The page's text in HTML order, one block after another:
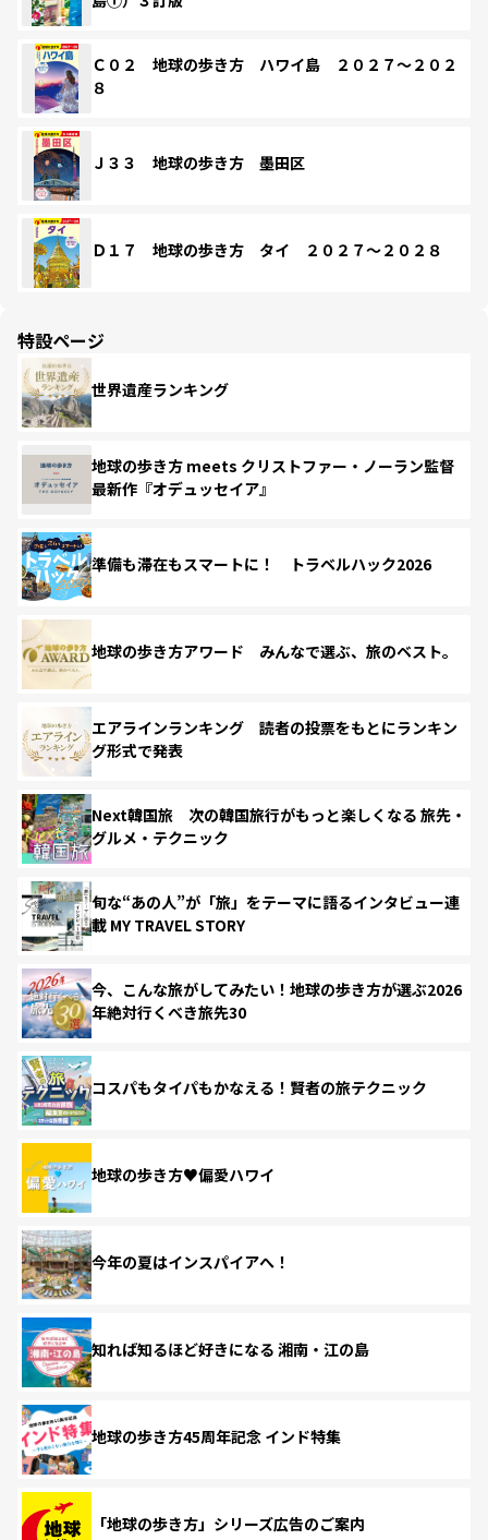
Ｃ０２ 地球の歩き方 ハワイ島 ２０２７～２０２
８
Ｊ３３ 地球の歩き方 墨田区
Ｄ１７ 地球の歩き方 タイ ２０２７～２０２８
特設ページ
世界遺産ランキング
地球の歩き方 meets クリストファー・ノーラン監督
最新作『オデュッセイア』
準備も滞在もスマートに！ トラベルハック2026
地球の歩き方アワード みんなで選ぶ、旅のベスト。
エアラインランキング 読者の投票をもとにランキン
グ形式で発表
Next韓国旅 次の韓国旅行がもっと楽しくなる 旅先・
グルメ・テクニック
旬な“あの人”が「旅」をテーマに語るインタビュー連
載 MY TRAVEL STORY
今、こんな旅がしてみたい！地球の歩き方が選ぶ2026
年絶対行くべき旅先30
コスパもタイパもかなえる！賢者の旅テクニック
地球の歩き方♥偏愛ハワイ
今年の夏はインスパイアへ！
知れば知るほど好きになる 湘南・江の島
地球の歩き方45周年記念 インド特集
「地球の歩き方」シリーズ広告のご案内